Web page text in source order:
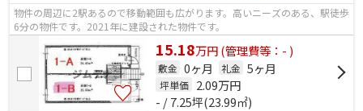
物件の周辺に2駅あるので移動範囲も広がります。高いニーズのある、駅徒歩
6分の物件です。2021年に建設された物件です。
15.18万円(管理費等：- )
敷金 0ヶ月 礼金 5ヶ月
坪単価 2.09万円
- / 7.25坪(23.99㎡)